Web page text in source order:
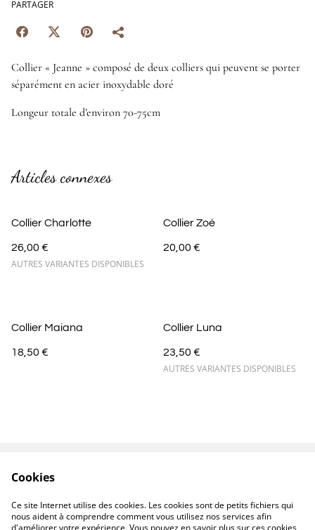
PARTAGER
Collier « Jeanne » composé de deux colliers qui peuvent se porter
séparément en acier inoxydable doré
Longeur totale d’environ 70-75cm
Articles connexes
Collier Charlotte
26,00 €
AUTRES VARIANTES DISPONIBLES
Collier Zoé
20,00 €
Collier Maiana
18,50 €
Collier Luna
23,50 €
AUTRES VARIANTES DISPONIBLES
confidentialité
Cookies
Ce site Internet utilise des cookies. Les cookies sont de petits fichiers qui
nous aident à comprendre comment vous utilisez nos services afin
d'améliorer votre expérience. Vous pouvez en savoir plus sur ces cookies